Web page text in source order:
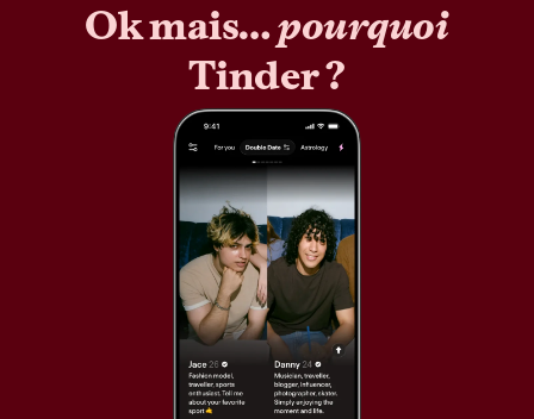
Ok mais…pourquoi
Tinder ?